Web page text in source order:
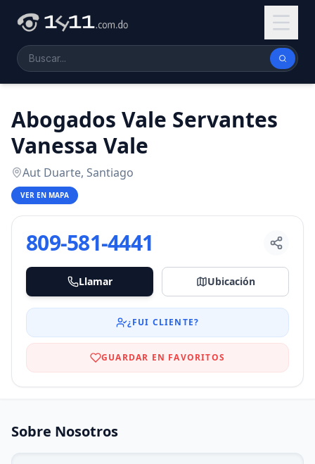
Abogados Vale Servantes
Vanessa Vale
Aut Duarte, Santiago
VER EN MAPA
809-581-4441
Llamar Ubicación
¿FUI CLIENTE?
GUARDAR EN FAVORITOS
Sobre Nosotros